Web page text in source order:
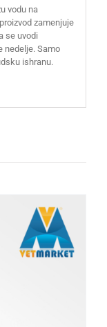
vodu na
zamenjuje
se uvodi
nedelje. Samo
ishranu.